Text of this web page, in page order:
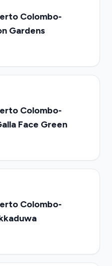
Colombo-
Gardens
Colombo-
Face Green
Colombo-